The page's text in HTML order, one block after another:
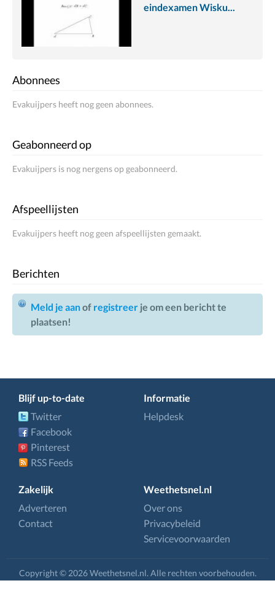
eindexamen Wisku...
Abonnees
Evakuijpers heeft nog geen abonnees.
Geabonneerd op
Evakuijpers is nog nergens op geabonneerd.
Afspeellijsten
Evakuijpers heeft nog geen afspeellijsten gemaakt.
Berichten
Meld je aanof registreer je om een bericht te
plaatsen!
Blijf up-to-date
Twitter
Facebook
Pinterest
RSS Feeds
Informatie
Helpdesk
Zakelijk
Adverteren
Contact
Weethetsnel.nl
Over ons
Privacybeleid
Servicevoorwaarden
Copyright © 2026 Weethetsnel.nl. Alle rechten voorbehouden.